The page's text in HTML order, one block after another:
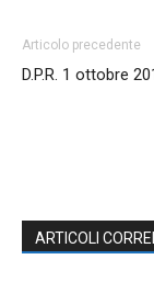
Articolo precedente
D.P.R. 1 ottobre
ARTICOLI